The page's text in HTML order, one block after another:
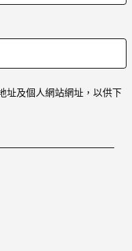
址及個人網站網址，以供下